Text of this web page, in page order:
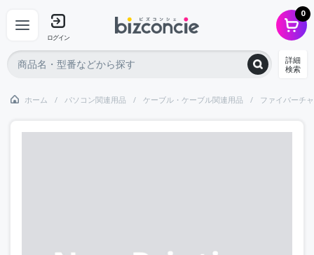
ログイン
0
詳細
検索
ホーム パソコン関連用品 ケーブル・ケーブル関連用品 ファイバーチ